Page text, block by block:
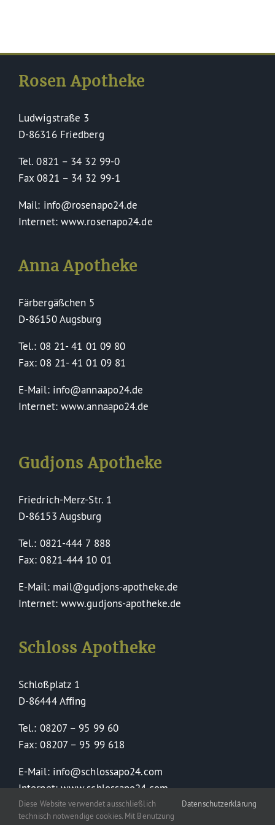
Rosen Apotheke
Ludwigstraße 3
D-86316 Friedberg
Tel. 0821 – 34 32 99-0
Fax 0821 – 34 32 99-1
Mail: info@rosenapo24.de
Internet: www.rosenapo24.de
Anna Apotheke
Färbergäßchen 5
D-86150 Augsburg
Tel.: 08 21- 41 01 09 80
Fax: 08 21- 41 01 09 81
E-Mail: info@annaapo24.de
Internet: www.annaapo24.de
Gudjons Apotheke
Friedrich-Merz-Str. 1
D-86153 Augsburg
Tel.: 0821-444 7 888
Fax: 0821-444 10 01
E-Mail: mail@gudjons-apotheke.de
Internet: www.gudjons-apotheke.de
Schloss Apotheke
Schloßplatz 1
D-86444 Affing
Tel.: 08207 – 95 99 60
Fax: 08207 – 95 99 618
E-Mail: info@schlossapo24.com
Internet: www.schlossapo24.com
Diese Website verwendet ausschließlich
technisch notwendige cookies. Mit Benutzung
Datenschutzerklärung